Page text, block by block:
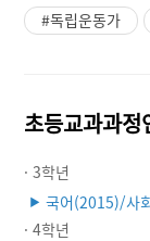
#독립운동가
초등교과과
· 3학년
▶ 국어(2015)/사
· 4학년